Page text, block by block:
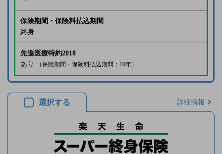
保険期間・保険料払込期間
終身
先進医療特約2018
あり
（保険期間・保険料払込期間：10年）
選択する 詳細情報